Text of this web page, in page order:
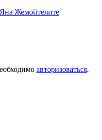
Яна Жемойтелите
авторизоваться.